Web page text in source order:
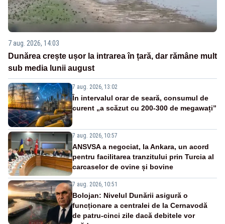
7 aug. 2026, 14:03
Dunărea crește ușor la intrarea în țară, dar rămâne mult
sub media lunii august
7 aug. 2026, 13:02
În intervalul orar de seară, consumul de
curent „a scăzut cu 200-300 de megawați”
7 aug. 2026, 10:57
ANSVSA a negociat, la Ankara, un acord
pentru facilitarea tranzitului prin Turcia al
carcaselor de ovine și bovine
7 aug. 2026, 10:51
Bolojan: Nivelul Dunării asigură o
funcționare a centralei de la Cernavodă
de patru-cinci zile dacă debitele vor